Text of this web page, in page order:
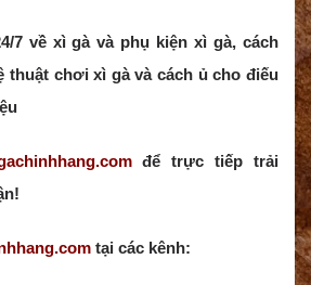
7 về xì gà và phụ kiện xì gà, cách
chơi xì gà và cách ủ cho điếu
để trực tiếp trải
tại các kênh: